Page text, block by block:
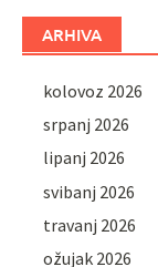
ARHIVA
kolovoz 2026
srpanj 2026
lipanj 2026
svibanj 2026
travanj 2026
ožujak 2026